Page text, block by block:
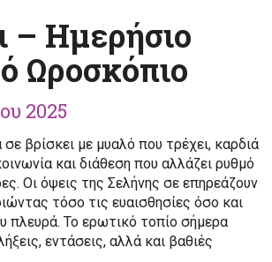
– Ημερήσιο
Ωροσκόπιο
2025
βρίσκει με μυαλό που τρέχει, καρδιά
και διάθεση που αλλάζει ρυθμό
Οι όψεις της Σελήνης σε επηρεάζουν
τόσο τις ευαισθησίες όσο και
πλευρά. Το ερωτικό τοπίο σήμερα
εντάσεις, αλλά και βαθιές